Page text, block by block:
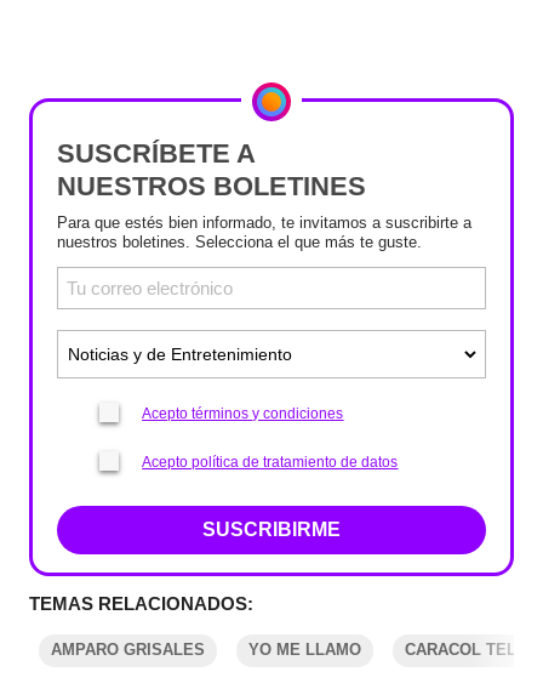
SUSCRÍBETE A
NUESTROS BOLETINES
Para que estés bien informado, te invitamos a suscribirte a
nuestros boletines. Selecciona el que más te guste.
Acepto términos y condiciones
Acepto política de tratamiento de datos
SUSCRIBIRME
TEMAS RELACIONADOS:
AMPARO GRISALES YO ME LLAMO CARACOL